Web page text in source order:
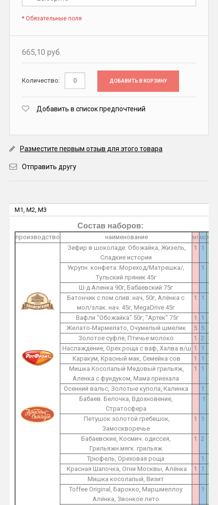
* Обязательные поля
665,10 руб.
Количество: ДОБАВИТЬ В КОРЗИНУ
Добавить в список предпочтений
Разместите первым отзыв для этого товара
Отправить другу
M1, M2, M3
Состав наборов:
производство наименование M1 M2 M3
Зефир в шоколаде: Обожайка, Жизель,
Сладкие истории
1 1
Укрупн. конфета: Мореход/Матрешка/,
Тульский пряник 45г
1 1
Ш-д Аленка 90г, Бабаевский 75г
Батончик с пом.слив. нач, 50г, Алёнка с
мол/злак. нач. 45г, MegaDrive 45г
1 1
Вафли "Обожайка" 50г, "Артек" 75г 1 1
Желато-Мармелато, Очумелый шмелик
5 5
Золотое суфле, Птичье молоко
1 2 2
Наслаждение, Орех.роща с ваф, Халва в/ш 1 1
2
Каракум, Красный мак, Семейка сов
1 1
2
Мишка Косолапый Медовый грильяж,
Аленка с фундуком, Мама приехала
1 1 2
Осенний вальс, Золотые купола, Калинка 1
Бабаев. Белочка, Вдохновение,
Стратосфера
1
Петушок золотой гребешок,
Замоскворечье
1 1 2
Бабаевские, Космич. одиссея,
Грильяжн.мягк. грильяж
1 2 2
Трюфель, Ореховая роща 1
Красная Шапочка, Огни Москвы, Алёнка
1 1
Мишка косолапый, Визит
Toffee Original, Барокко, Маршмеллоу
Алёнка, Звонкое лето
1 2